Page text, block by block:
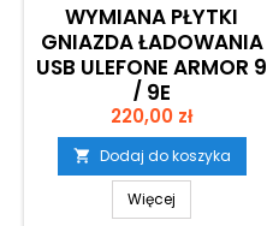
WYMIANA PŁYTKI
GNIAZDA ŁADOWANIA
USB ULEFONE ARMOR 9
/ 9E
Cena
220,00 zł
 Dodaj do koszyka
Więcej